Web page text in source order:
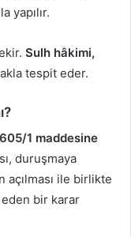
yapılır.
Sulh hâkimi,
tespit eder.
1 maddesine
duruşmaya
açılması ile birlikte
eden bir karar